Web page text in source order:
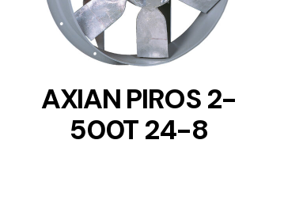
AXIAN PIROS 2-
500T 24-8